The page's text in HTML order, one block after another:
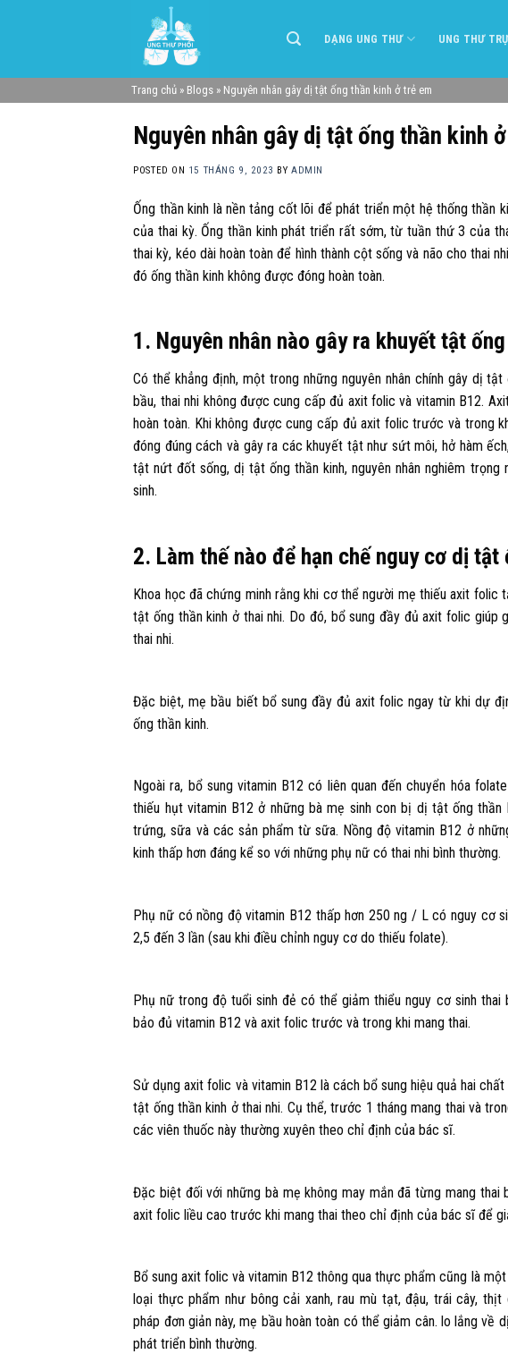
DẠNG UNG THƯ UNG THƯ
Trang chủ » Blogs » Nguyên nhân gây dị tật ống thần kinh ở trẻ em
Nguyên nhân gây dị tật ống thần kinh
POSTED ON 15 THÁNG 9, 2023 BYADMIN
Ống thần kinh là nền tảng cốt lõi để phát triển một hệ thống thần
của thai kỳ. Ống thần kinh phát triển rất sớm, từ tuần thứ 3 của
thai kỳ, kéo dài hoàn toàn để hình thành cột sống và não cho thai
đó ống thần kinh không được đóng hoàn toàn.
1. Nguyên nhân nào gây ra khuyết tật
Có thể khẳng định, một trong những nguyên nhân chính gây dị
bầu, thai nhi không được cung cấp đủ axit folic và vitamin B12.
hoàn toàn. Khi không được cung cấp đủ axit folic trước và trong
đóng đúng cách và gây ra các khuyết tật như sứt môi, hở hàm
tật nứt đốt sống, dị tật ống thần kinh, nguyên nhân nghiêm
sinh.
2. Làm thế nào để hạn chế nguy cơ dị
Khoa học đã chứng minh rằng khi cơ thể người mẹ thiếu axit
tật ống thần kinh ở thai nhi. Do đó, bổ sung đầy đủ axit folic giúp
thai nhi.
Đặc biệt, mẹ bầu biết bổ sung đầy đủ axit folic ngay từ khi dự
ống thần kinh.
Ngoài ra, bổ sung vitamin B12 có liên quan đến chuyển hóa
thiếu hụt vitamin B12 ở những bà mẹ sinh con bị dị tật ống
trứng, sữa và các sản phẩm từ sữa. Nồng độ vitamin B12 ở
kinh thấp hơn đáng kể so với những phụ nữ có thai nhi bình thường.
Phụ nữ có nồng độ vitamin B12 thấp hơn 250 ng / L có nguy cơ
2,5 đến 3 lần (sau khi điều chỉnh nguy cơ do thiếu folate).
Phụ nữ trong độ tuổi sinh đẻ có thể giảm thiểu nguy cơ sinh
bảo đủ vitamin B12 và axit folic trước và trong khi mang thai.
Sử dụng axit folic và vitamin B12 là cách bổ sung hiệu quả hai
tật ống thần kinh ở thai nhi. Cụ thể, trước 1 tháng mang thai và
các viên thuốc này thường xuyên theo chỉ định của bác sĩ.
Đặc biệt đối với những bà mẹ không may mắn đã từng mang
axit folic liều cao trước khi mang thai theo chỉ định của bác sĩ để
Bổ sung axit folic và vitamin B12 thông qua thực phẩm cũng là
loại thực phẩm như bông cải xanh, rau mù tạt, đậu, trái cây,
pháp đơn giản này, mẹ bầu hoàn toàn có thể giảm cân. lo lắng về
phát triển bình thường.